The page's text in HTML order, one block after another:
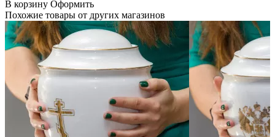
В корзину Оформить
Похожие товары от других магазинов